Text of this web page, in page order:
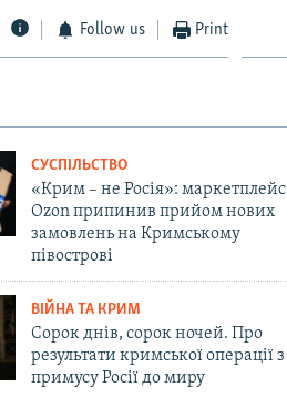
Follow us Print
СУСПІЛЬСТВО
«Крим – не Росія»: маркетплейс
Ozon припинив прийом нових
замовлень на Кримському
півострові
ВІЙНА ТА КРИМ
Сорок днів, сорок ночей. Про
результати кримської операції з
примусу Росії до миру